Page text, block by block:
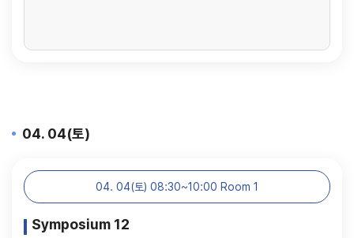
04. 04(토)
04. 04(토) 08:30~10:00 Room 1
Symposium 12